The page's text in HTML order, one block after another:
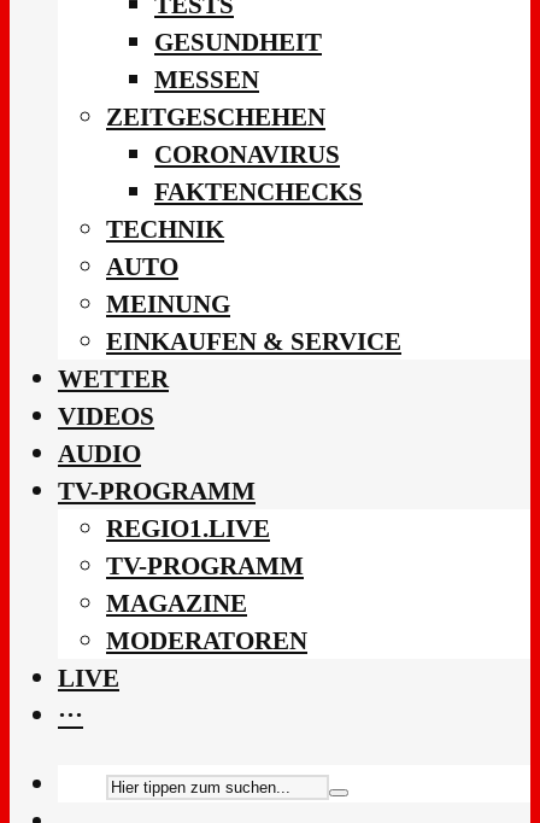
GESUNDHEIT
MESSEN
ZEITGESCHEHEN
CORONAVIRUS
FAKTENCHECKS
TECHNIK
AUTO
MEINUNG
EINKAUFEN & SERVICE
WETTER
VIDEOS
AUDIO
TV-PROGRAMM
REGIO1.LIVE
TV-PROGRAMM
MAGAZINE
MODERATOREN
LIVE
···